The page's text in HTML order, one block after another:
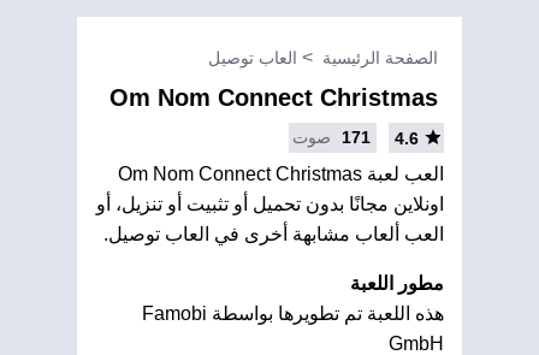
الصفحة الرئيسية العاب توصيل
Om Nom Connect Christmas
4.6
171 صوت
العب لعبة Om Nom Connect Christmas
اونلاين مجانًا بدون تحميل أو تثبيت أو تنزيل، أو
العب ألعاب مشابهة أخرى في العاب توصيل.
مطور اللعبة
هذه اللعبة تم تطويرها بواسطة Famobi
GmbH